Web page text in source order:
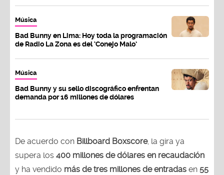
Música
Bad Bunny en Lima: Hoy toda la programación
de Radio La Zona es del ‘Conejo Malo’
Música
Bad Bunny y su sello discográfico enfrentan
demanda por 16 millones de dólares
De acuerdo con Billboard Boxscore, la gira ya
supera los 400 millones de dólares en recaudación
y ha vendido más de tres millones de entradas en 55